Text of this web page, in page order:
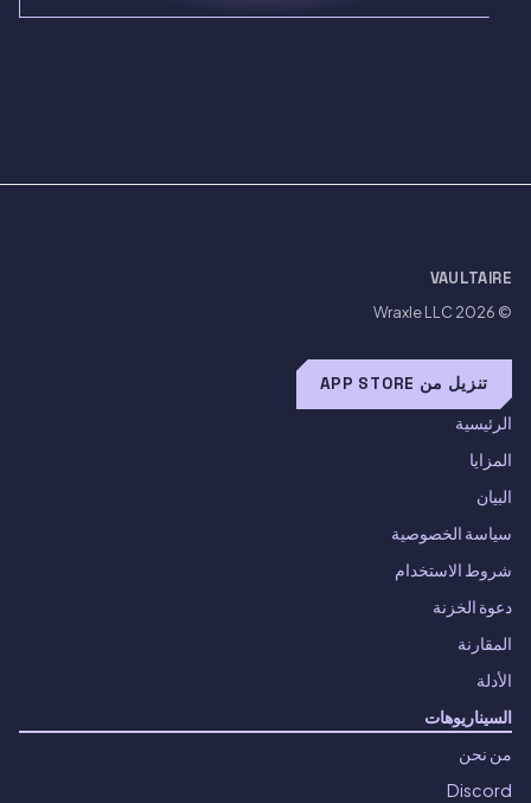
VAULTAIRE
© 2026
Wraxle LLC
تنزيل من APP STORE
الرئيسية
المزايا
البيان
سياسة الخصوصية
شروط الاستخدام
دعوة الخزنة
المقارنة
الأدلة
السيناريوهات
من نحن
Discord